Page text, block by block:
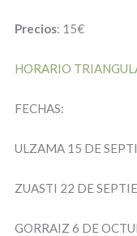
Precios: 15€
HORARIO
FECHAS:
ULZAMA 15 DE
ZUASTI 22 DE
GORRAIZ 6 DE